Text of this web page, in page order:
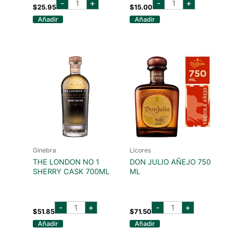
$25.95 - SAPPHIRE
+
Añadir
$15.00 - GIN +
Añadir
Ginebra
THE LONDON NO 1
SHERRY CASK 700ML
$51.85 - the
london+
Añadir
Licores
DON JULIO AÑEJO 750
ML
$71.50 - don
julio +
Añadir